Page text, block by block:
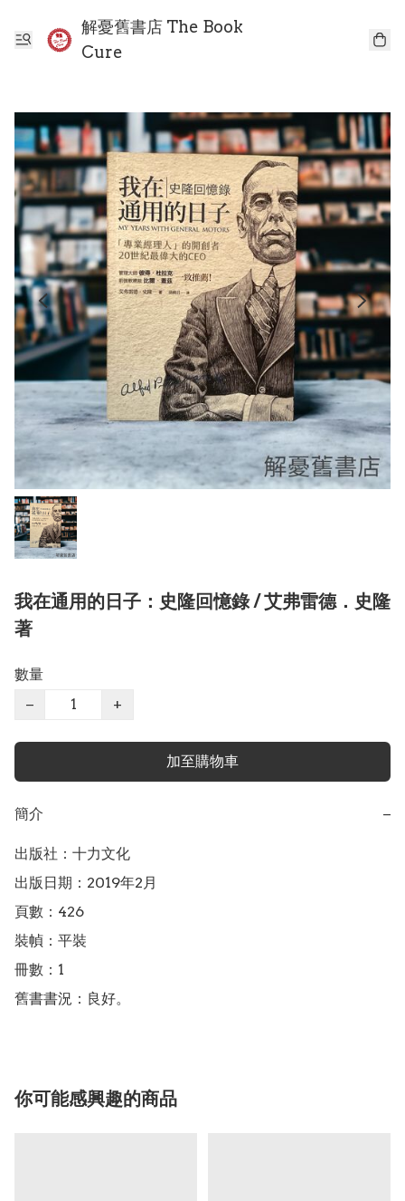
解憂舊書店 The Book
Cure
我在通用的日子：史隆回憶錄 / 艾弗雷德．史隆
著
數量
−
+
加至購物車
簡介 −
出版社：十力文化
出版日期：2019年2月
頁數：426
裝幀：平裝
冊數：1
舊書書況：良好。
你可能感興趣的商品